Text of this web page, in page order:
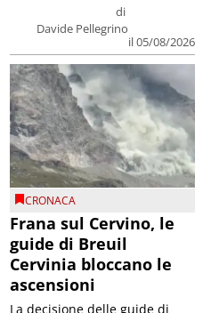
di
Davide Pellegrino
il 05/08/2026
CRONACA
Frana sul Cervino, le
guide di Breuil
Cervinia bloccano le
ascensioni
La decisione delle guide di